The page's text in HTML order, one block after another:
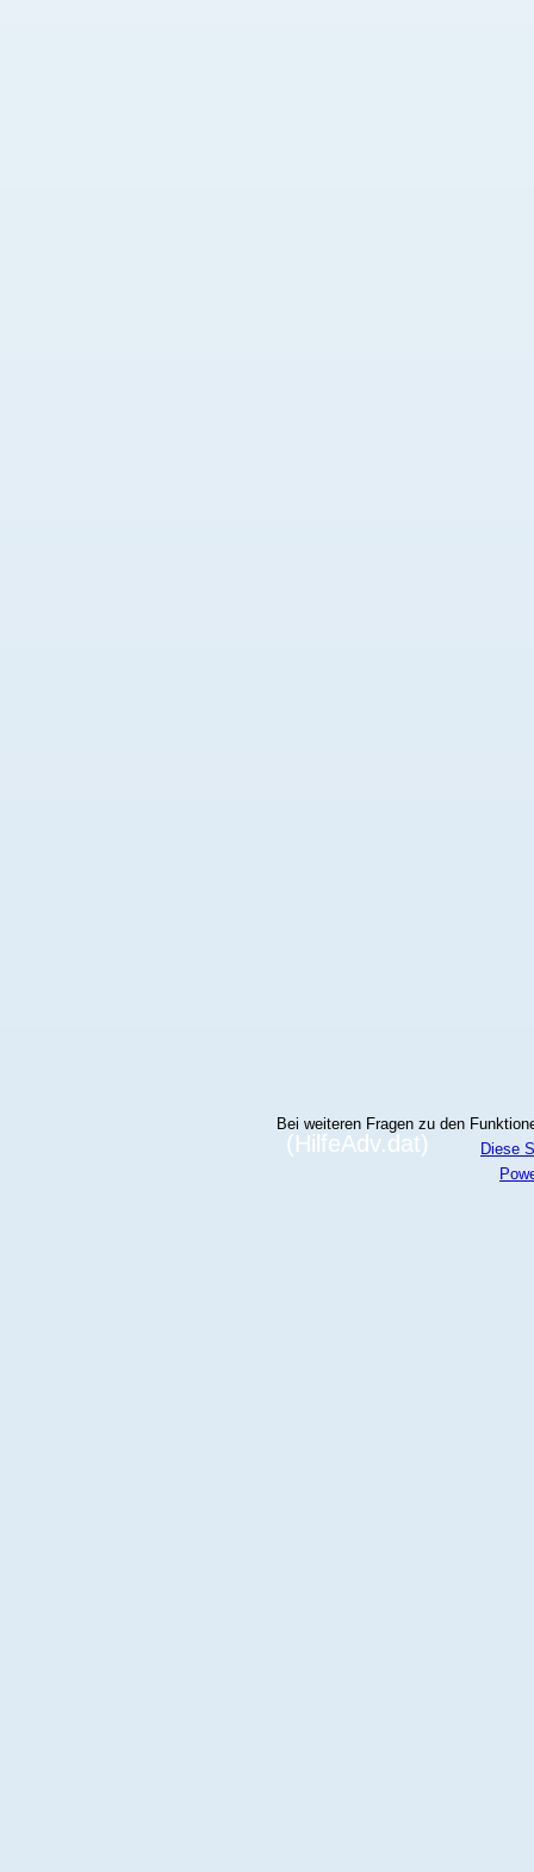
(HilfeAdv.dat)
Bei weiteren Fragen zu den
Diese